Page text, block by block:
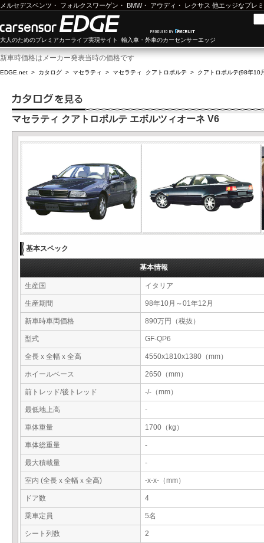
メルセデスベンツ ・ フォルクスワーゲン ・ BMW・ アウディ ・ レクサス 他エッジなプレ
大人のためのプレミアカーライフ実現サイト 輸入車・外車のカーセンサーエッジ
新車時価格はメーカー発表当時の価格です
EDGE.net > カタログ > マセラティ > マセラティ クアトロポルテ > クアトロポルテ(98年10
マセラティ クアトロポルテ エボルツィオーネ V6
基本スペック
基本情報
生産国 イタリア
生産期間 98年10月～01年12月
新車時車両価格 890万円（税抜）
型式 GF-QP6
全長ｘ全幅ｘ全高 4550x1810x1380（mm）
ホイールベース 2650（mm）
前トレッド/後トレッド -/-（mm）
最低地上高 -
車体重量 1700（kg）
車体総重量 -
最大積載量 -
室内 (全長ｘ全幅ｘ全高) -x-x-（mm）
ドア数 4
乗車定員 5名
シート列数 2